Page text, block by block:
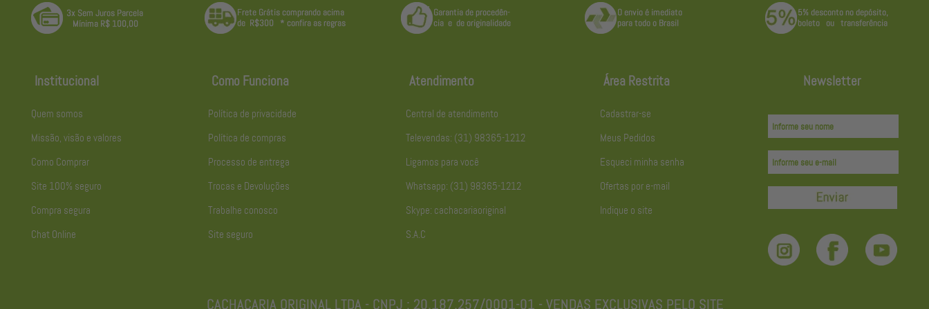
Institucional
Quem somos
Missão, visão e valores
Como Comprar
Site 100% seguro
Compra segura
Chat Online
Como Funciona
Política de privacidade
Política de compras
Processo de entrega
Trocas e Devoluções
Trabalhe conosco
Site seguro
Atendimento
Central de atendimento
Televendas: (31) 98365-1212
Ligamos para você
Whatsapp: (31) 98365-1212
Skype: cachacariaoriginal
S.A.C
Área Restrita
Cadastrar-se
Meus Pedidos
Esqueci minha senha
Ofertas por e-mail
Indique o site
Newsletter